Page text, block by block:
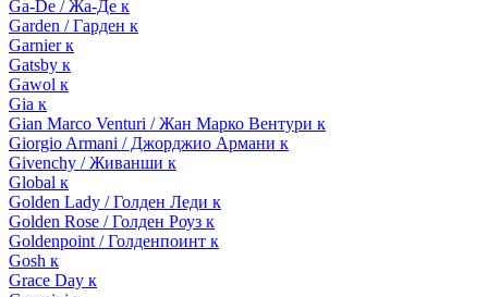
Ga-De / Жа-Де к
Garden / Гарден к
Garnier к
Gatsby к
Gawol к
Gia к
Gian Marco Venturi / Жан Марко Вентури к
Giorgio Armani / Джорджио Армани к
Givenchy / Живанши к
Global к
Golden Lady / Голден Леди к
Golden Rose / Голден Роуз к
Goldenpoint / Голденпоинт к
Gosh к
Grace Day к